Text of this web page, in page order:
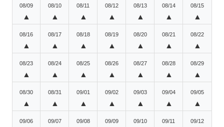
08/09
▲
08/10
▲
08/11
▲
08/12
▲
08/13
▲
08/14
▲
08/15
▲
08/16
▲
08/17
▲
08/18
▲
08/19
▲
08/20
▲
08/21
▲
08/22
▲
08/23
▲
08/24
▲
08/25
▲
08/26
▲
08/27
▲
08/28
▲
08/29
▲
08/30
▲
08/31
▲
09/01
▲
09/02
▲
09/03
▲
09/04
▲
09/05
▲
09/06 09/07 09/08 09/09 09/10 09/11 09/12